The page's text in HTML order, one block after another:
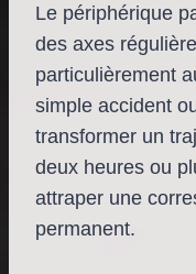
Le périphérique
des axes
particulièrement
simple accident
transformer un
deux heures ou
attraper une
permanent.